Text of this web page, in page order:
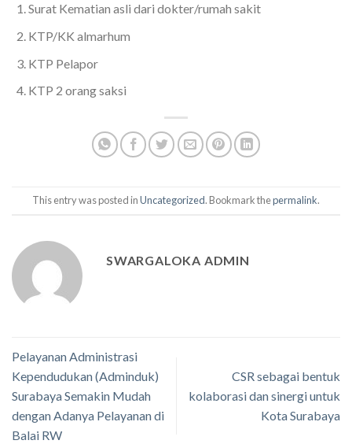
Surat Kematian asli dari dokter/rumah sakit
KTP/KK almarhum
KTP Pelapor
KTP 2 orang saksi
This entry was posted inUncategorized. Bookmark thepermalink.
SWARGALOKA ADMIN
Pelayanan Administrasi
Kependudukan (Adminduk)
Surabaya Semakin Mudah
dengan Adanya Pelayanan di
Balai RW
CSR sebagai bentuk
kolaborasi dan sinergi untuk
Kota Surabaya